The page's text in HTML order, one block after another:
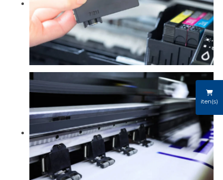
iten(s)